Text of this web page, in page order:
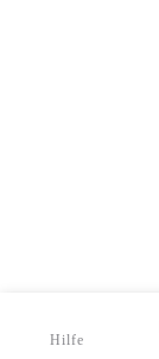
Hilfe